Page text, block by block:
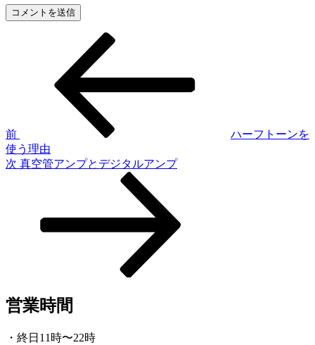
ゲ
ー
前
ハーフトーンを
使う理由
次
次 真空管アンプとデジタルアンプ
営業時間
・終日11時〜22時